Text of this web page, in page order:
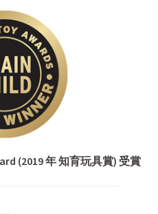
(2019 年 知育玩具賞) 受賞